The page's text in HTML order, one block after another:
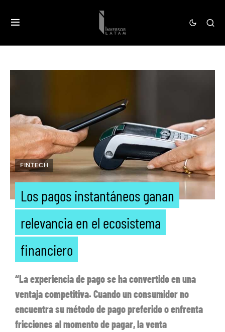
FINTECH
Los pagos instantáneos ganan
relevancia en el ecosistema
financiero
“La experiencia de pago se ha convertido en una
ventaja competitiva. Cuando un consumidor no
encuentra su método de pago preferido o enfrenta
fricciones al momento de pagar, la venta